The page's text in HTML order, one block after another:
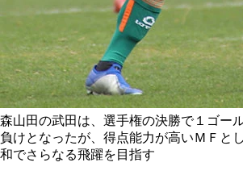
森山田の武田は、選手権の決勝で１ゴー
負けとなったが、得点能力が高いＭＦと
和でさらなる飛躍を目指す